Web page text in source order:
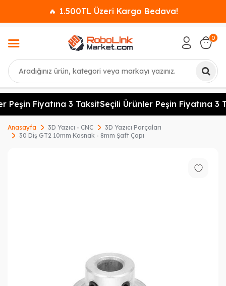
🔥 1.500TL Üzeri Kargo Bedava!
Ara
0
Peşin Fiyatına 3 TaksitSeçili Ürünler Peşin Fiyatına 3
Anasayfa 3D Yazıcı - CNC
3D Yazıcı Parçaları
30 Diş GT2 10mm Kasnak - 8mm Şaft Çapı